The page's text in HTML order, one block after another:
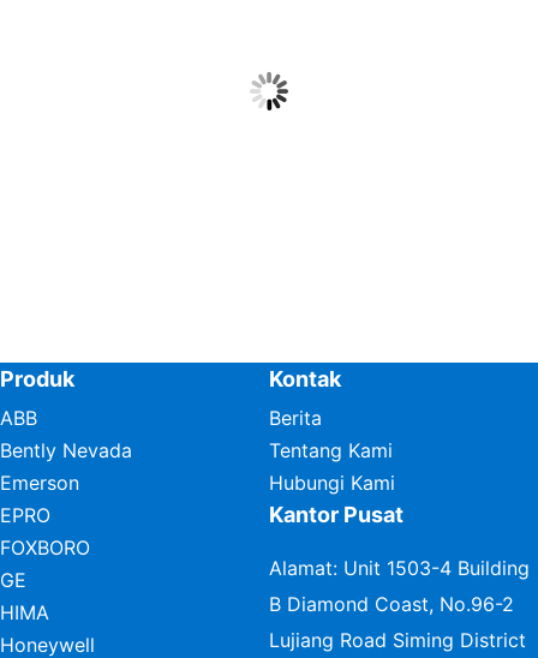
Produk
ABB
Bently Nevada
Emerson
EPRO
FOXBORO
GE
HIMA
Honeywell
Kontak
Berita
Tentang Kami
Hubungi Kami
Kantor Pusat
Alamat: Unit 1503-4 Building
B Diamond Coast, No.96-2
Lujiang Road Siming District